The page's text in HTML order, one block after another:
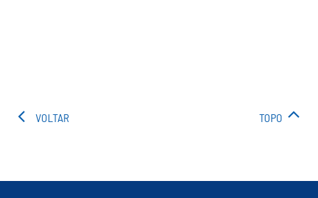
VOLTAR TOPO